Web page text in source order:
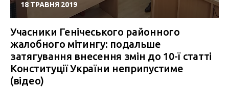
18 ТРАВНЯ 2019
Учасники Генічеського районного
жалобного мітингу: подальше
затягування внесення змін до 10-ї статті
Конституції України неприпустиме
(відео)